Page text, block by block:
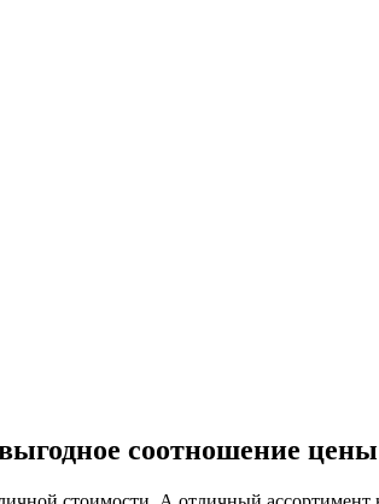
соотношение цены